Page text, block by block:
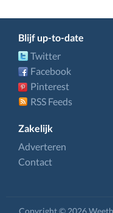
Blijf up-to-date
Twitter
Facebook
Pinterest
RSS Feeds
Zakelijk
Adverteren
Contact